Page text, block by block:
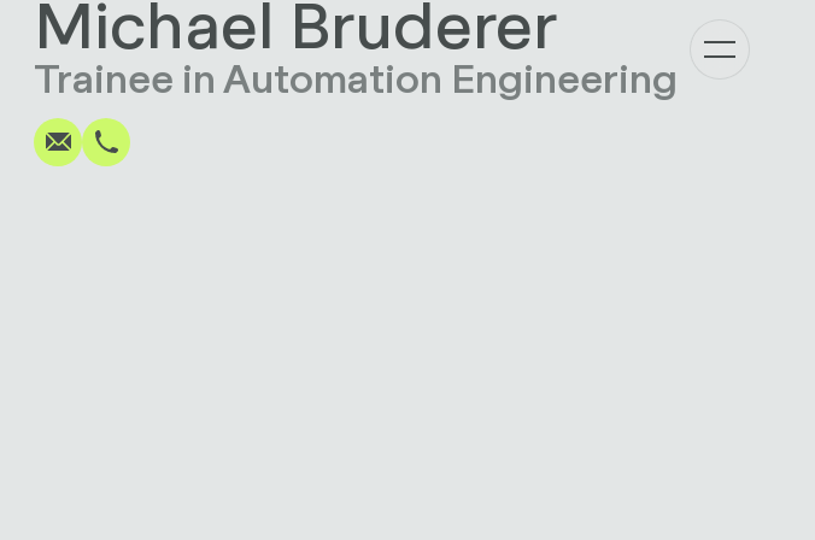
Michael Bruderer
Trainee in Automation Engineering
Schreiben Kopieren
Anrufen